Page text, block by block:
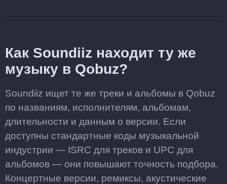
Как Soundiiz находит ту же
музыку в Qobuz?
Soundiiz ищет те же треки и альбомы в Qobuz
по названиям, исполнителям, альбомам,
длительности и данным о версии. Если
доступны стандартные коды музыкальной
индустрии — ISRC для треков и UPC для
альбомов — они повышают точность подбора.
Концертные версии, ремиксы, акустические